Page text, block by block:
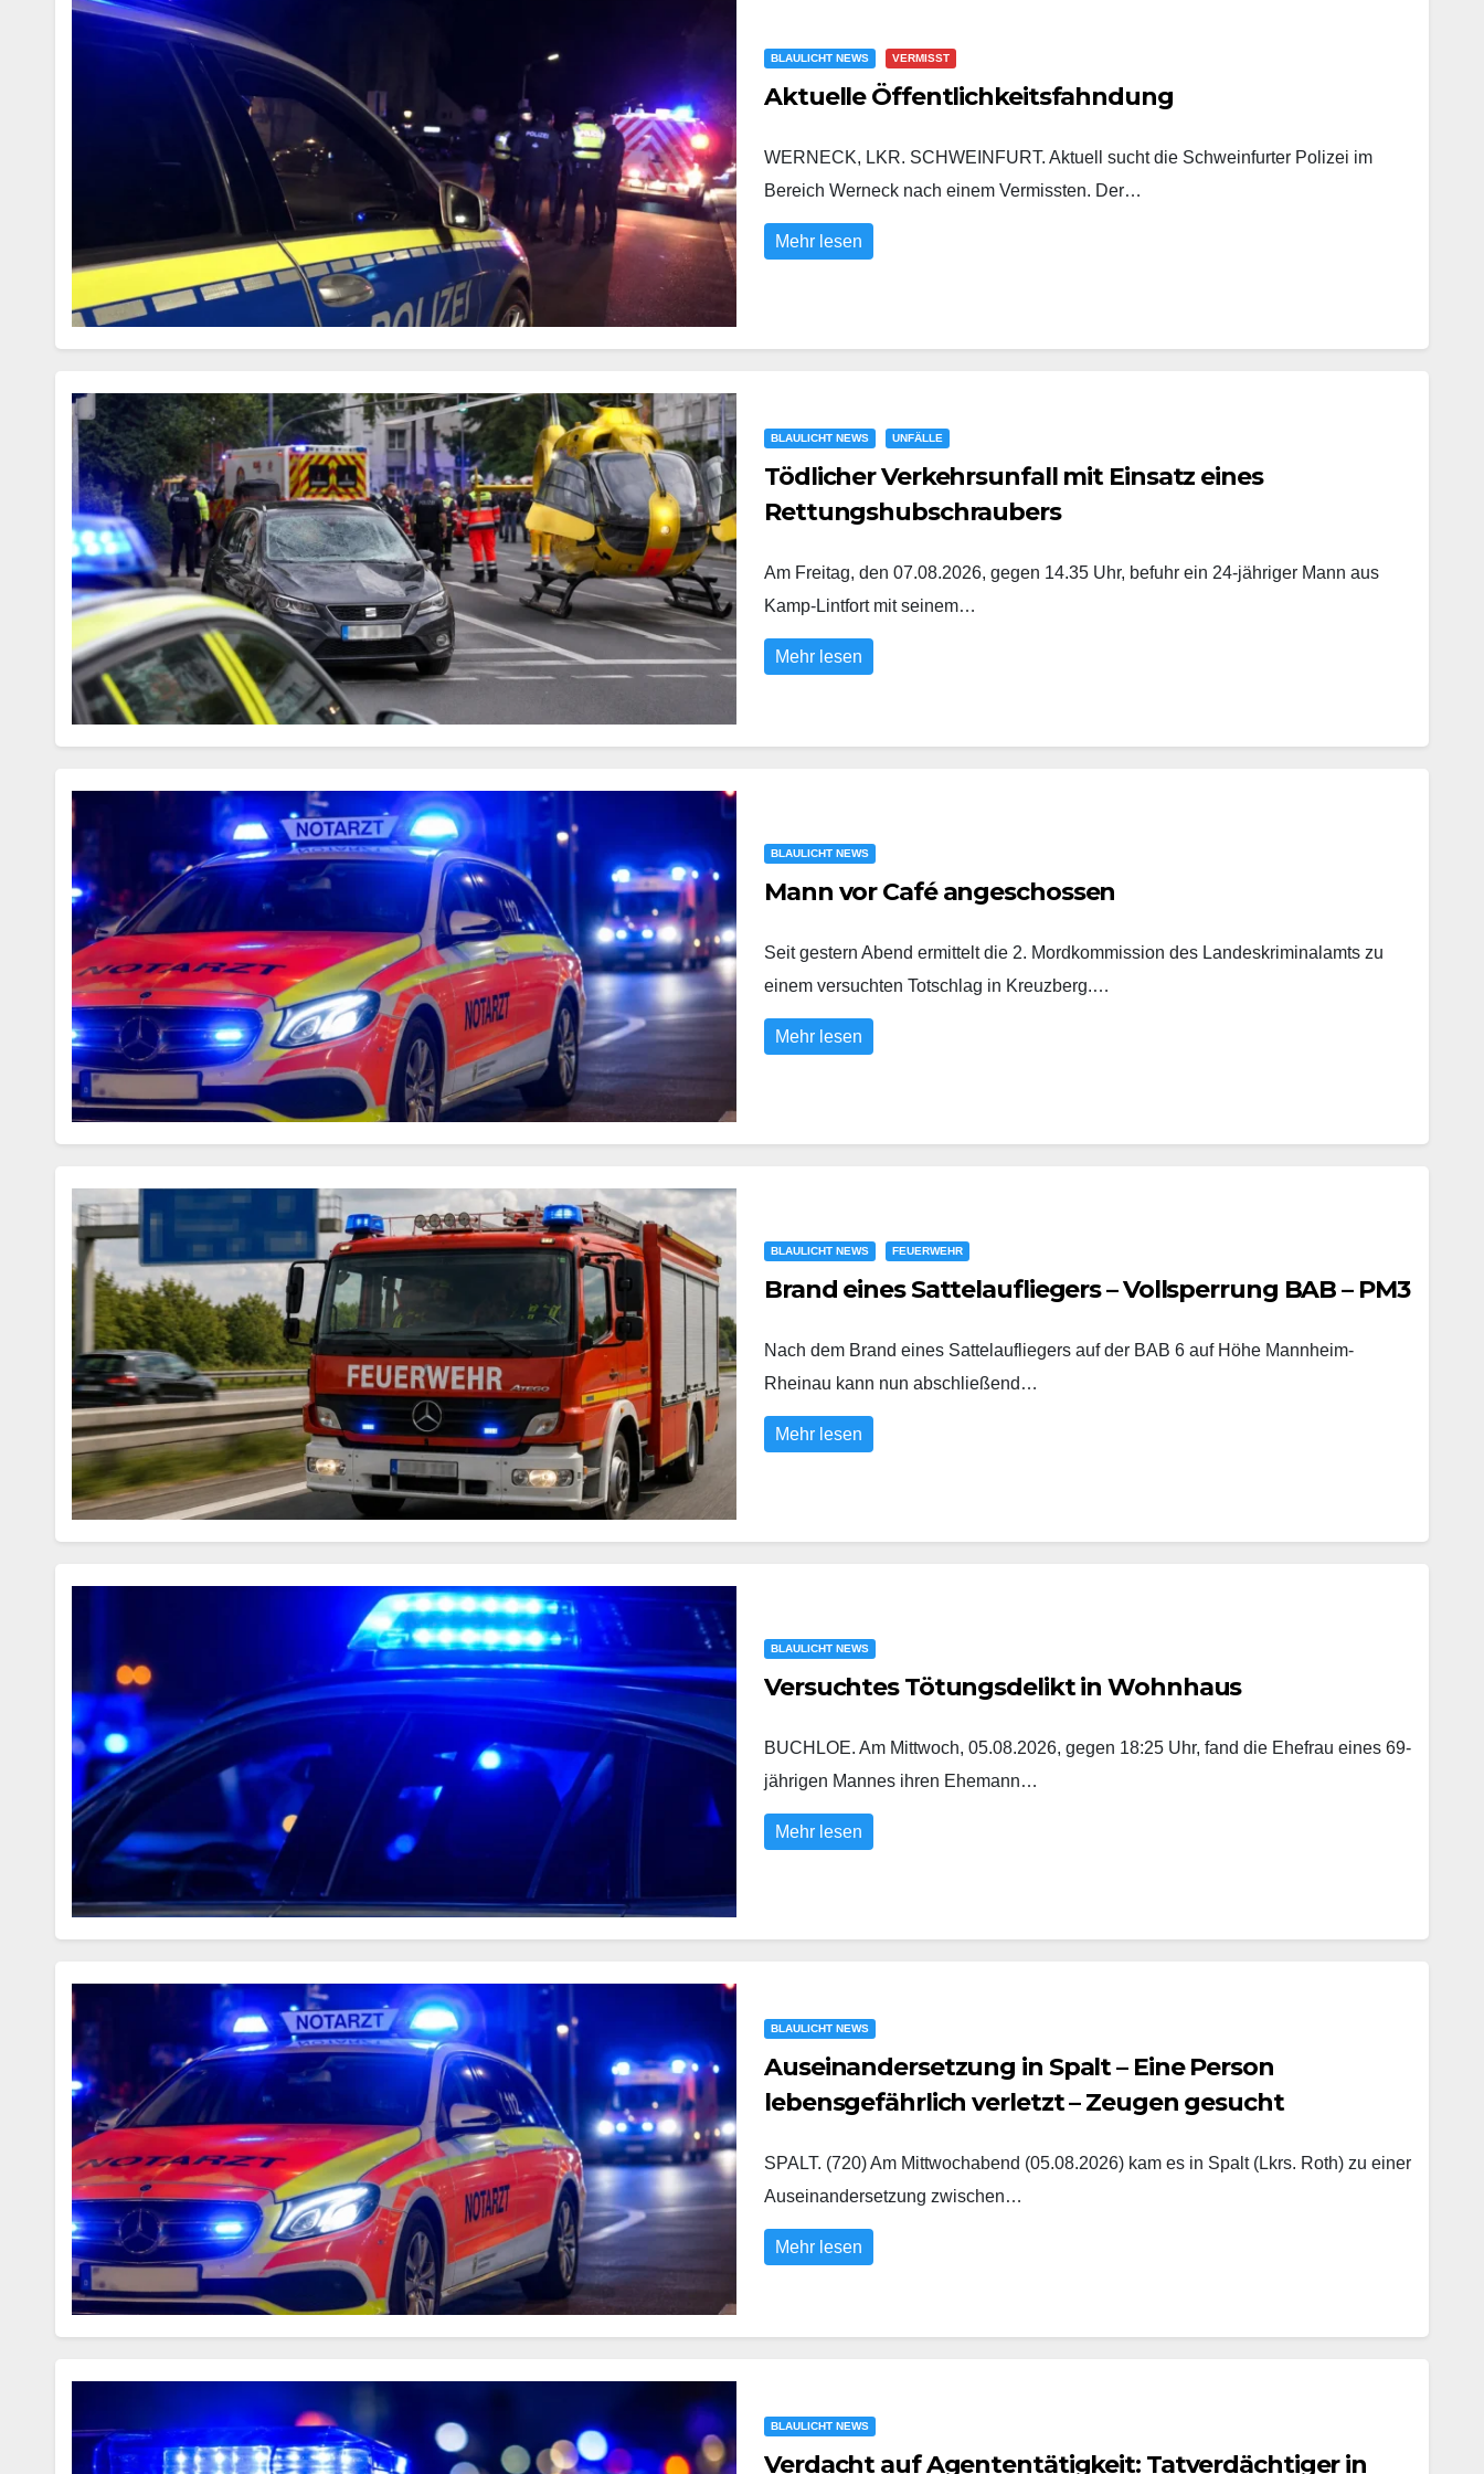
BLAULICHT NEWS VERMISST
Aktuelle Öffentlichkeitsfahndung
WERNECK, LKR. SCHWEINFURT. Aktuell sucht die Schweinfurter Polizei im
Bereich Werneck nach einem Vermissten. Der…
Mehr lesen
BLAULICHT NEWS UNFÄLLE
Tödlicher Verkehrsunfall mit Einsatz eines
Rettungshubschraubers
Am Freitag, den 07.08.2026, gegen 14.35 Uhr, befuhr ein 24-jähriger Mann aus
Kamp-Lintfort mit seinem…
Mehr lesen
BLAULICHT NEWS
Mann vor Café angeschossen
Seit gestern Abend ermittelt die 2. Mordkommission des Landeskriminalamts zu
einem versuchten Totschlag in Kreuzberg.…
Mehr lesen
BLAULICHT NEWS FEUERWEHR
Brand eines Sattelaufliegers – Vollsperrung BAB – PM3
Nach dem Brand eines Sattelaufliegers auf der BAB 6 auf Höhe Mannheim-
Rheinau kann nun abschließend…
Mehr lesen
BLAULICHT NEWS
Versuchtes Tötungsdelikt in Wohnhaus
BUCHLOE. Am Mittwoch, 05.08.2026, gegen 18:25 Uhr, fand die Ehefrau eines 69-
jährigen Mannes ihren Ehemann…
Mehr lesen
BLAULICHT NEWS
Auseinandersetzung in Spalt – Eine Person
lebensgefährlich verletzt – Zeugen gesucht
SPALT. (720) Am Mittwochabend (05.08.2026) kam es in Spalt (Lkrs. Roth) zu einer
Auseinandersetzung zwischen…
Mehr lesen
BLAULICHT NEWS
Verdacht auf Agententätigkeit: Tatverdächtiger in